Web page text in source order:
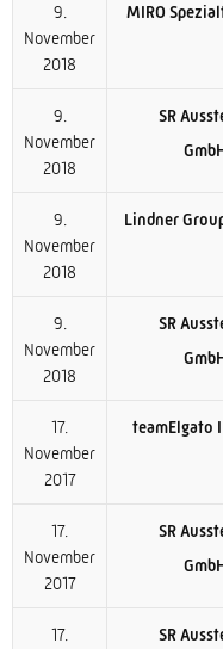
9.
November
2018
MIRO
9.
November
2018
SR
9.
November
2018
Lindner
9.
November
2018
SR
17.
November
2017
teamElgato
17.
November
2017
SR
17.
SR